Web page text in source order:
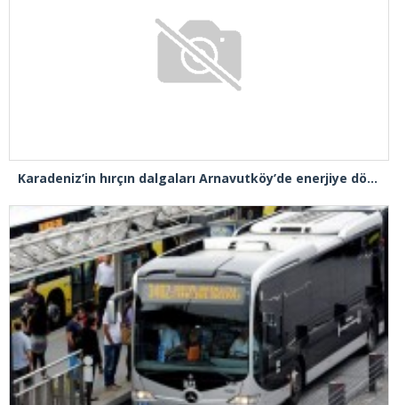
Karadeniz’in hırçın dalgaları Arnavutköy’de enerjiye dönüştü